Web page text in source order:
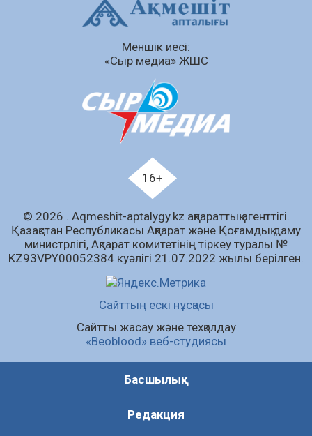
Сыбайлас жемқорлық
Аумақтан тыс соттылық – сот төрелігінің
ашықтығы мен қолжетімділігін арттыру
«Дауыс беру учаскесін қалай табуға болады?»￼
07.08.2026 69 0
Барлық жаңалық
Меншік иесі:
«Сыр медиа» ЖШС
16+
© 2026 . Аqmeshit-aptalygy.kz ақпараттық агенттігі.
Қазақстан Республикасы Ақпарат және Қоғамдық даму
министрлігі, Ақпарат комитетінің тіркеу туралы №
KZ93VPY00052384 куәлігі 21.07.2022 жылы берілген.
Сайттың ескі нұсқасы
Сайтты жасау және техқолдау
«Beoblood» веб-студиясы
Басшылық
Редакция